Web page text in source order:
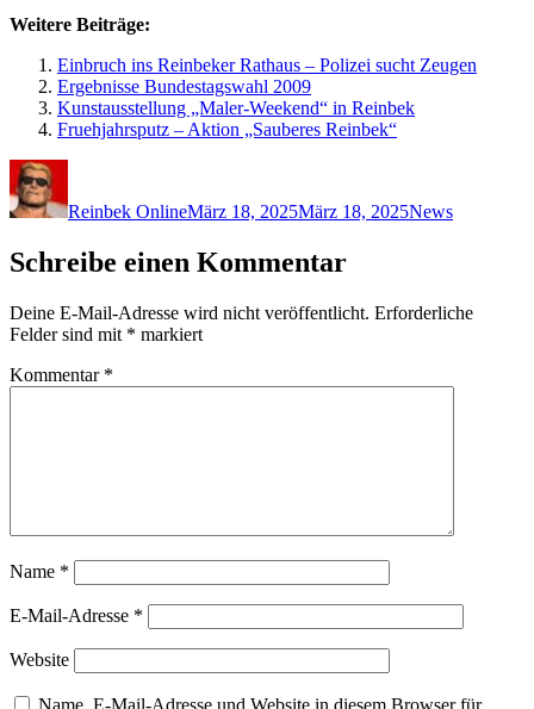
Weitere Beiträge:
Einbruch ins Reinbeker Rathaus – Polizei sucht Zeugen
Ergebnisse Bundestagswahl 2009
Kunstausstellung „Maler-Weekend“ in Reinbek
Fruehjahrsputz – Aktion „Sauberes Reinbek“
Reinbek OnlineMärz 18, 2025März 18, 2025News
Schreibe einen Kommentar
Deine E-Mail-Adresse wird nicht veröffentlicht. Erforderliche
Felder sind mit * markiert
Kommentar *
Name *
E-Mail-Adresse *
Website
Name, E-Mail-Adresse und Website in diesem Browser für